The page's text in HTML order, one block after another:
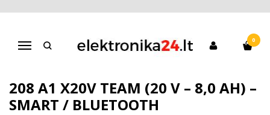
Navigacija
0
Pagrindinis Kita
Įrankių akumuliatoriai, pakrovėjai
Smart / Bluetooth
208 A1 X20V TEAM (20 V – 8,0 AH) –
SMART / BLUETOOTH